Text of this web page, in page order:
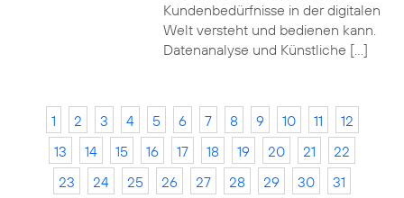
Kundenbedürfnisse in der digitalen
Welt versteht und bedienen kann.
Datenanalyse und Künstliche […]
1 2 3 4 5 6 7 8 9 10 11
12
13
14 15 16 17 18 19 20 21
22
23
24 25 26 27 28 29 30
31